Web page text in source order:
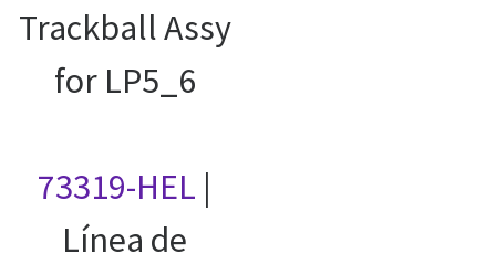
Trackball Assy
for LP5_6
73319-HEL |
Línea de